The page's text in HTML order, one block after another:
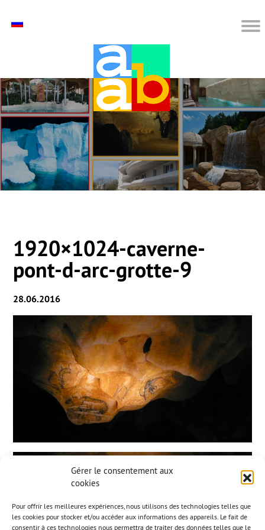
Gérer le consentement aux
cookies
Pour offrir les meilleures expériences, nous utilisons des technologies telles que
les cookies pour stocker et/ou accéder aux informations des appareils. Le fait de
consentir à ces technologies nous permettra de traiter des données telles que le
1920×1024-caverne-
pont-d-arc-grotte-9
28.06.2016